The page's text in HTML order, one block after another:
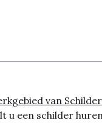
van
u een schilder